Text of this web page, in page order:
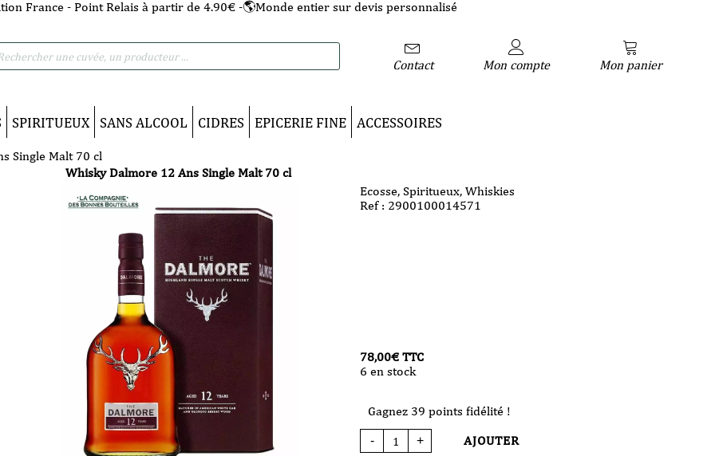
France - Point Relais à partir de 4.90€ -🌎Monde entier sur devis personnalisé
Contact Mon compte Mon panier
SPIRITUEUX SANS ALCOOL CIDRES EPICERIE FINE ACCESSOIRES
Single Malt 70 cl
Whisky Dalmore 12 Ans Single Malt 70 cl
Ecosse,Spiritueux,Whiskies
Ref : 2900100014571
78,00€ TTC
6 en stock
Gagnez 39 points fidélité !
-
quantité
de
+ AJOUTER